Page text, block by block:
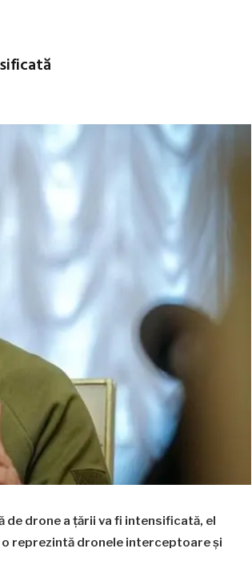
drone a țării va fi intensificată, el
reprezintă dronele interceptoare și